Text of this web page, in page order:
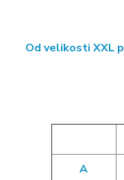
Od velikosti XXL
A